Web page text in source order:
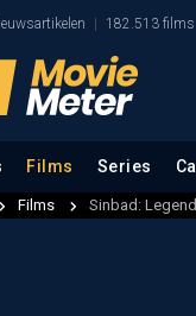
182.513 films
Films Series
Films Sinbad: